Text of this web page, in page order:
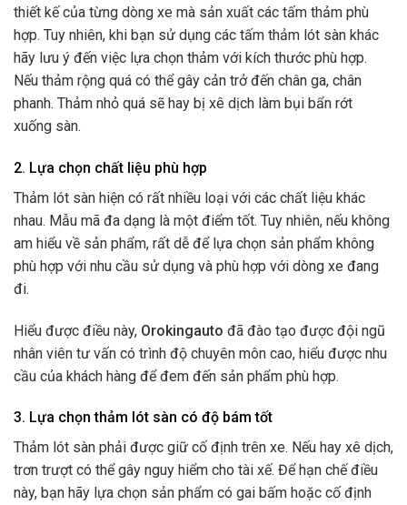
thiết kế của từng dòng xe mà sản xuất các tấm thảm phù
hợp. Tuy nhiên, khi bạn sử dụng các tấm thảm lót sàn khác
hãy lưu ý đến việc lựa chọn thảm với kích thước phù hợp.
Nếu thảm rộng quá có thể gây cản trở đến chân ga, chân
phanh. Thảm nhỏ quá sẽ hay bị xê dịch làm bụi bẩn rớt
xuống sàn.
2. Lựa chọn chất liệu phù hợp
Thảm lót sàn hiện có rất nhiều loại với các chất liệu khác
nhau. Mẫu mã đa dạng là một điểm tốt. Tuy nhiên, nếu không
am hiểu về sản phẩm, rất dễ để lựa chọn sản phẩm không
phù hợp với nhu cầu sử dụng và phù hợp với dòng xe đang
đi.
Hiểu được điều này, Orokingauto đã đào tạo được đội ngũ
nhân viên tư vấn có trình độ chuyên môn cao, hiểu được nhu
cầu của khách hàng để đem đến sản phẩm phù hợp.
3. Lựa chọn thảm lót sàn có độ bám tốt
Thảm lót sàn phải được giữ cố định trên xe. Nếu hay xê dịch,
trơn trượt có thể gây nguy hiểm cho tài xế. Để hạn chế điều
này, bạn hãy lựa chọn sản phẩm có gai bấm hoặc cố định